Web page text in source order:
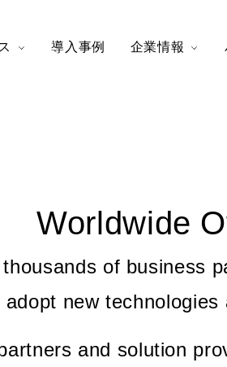
導入事例 企業情報
Worldwide
of business
new
and solution